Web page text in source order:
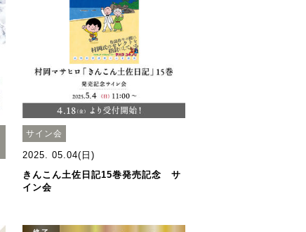
サイン会
2025. 05.04(日)
きんこん土佐日記15巻発売記念 サ
イン会